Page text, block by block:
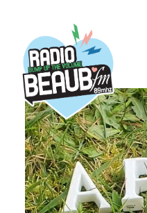
ACTUS
REPLAY
ÉMISSIONS
BOUTIQUE